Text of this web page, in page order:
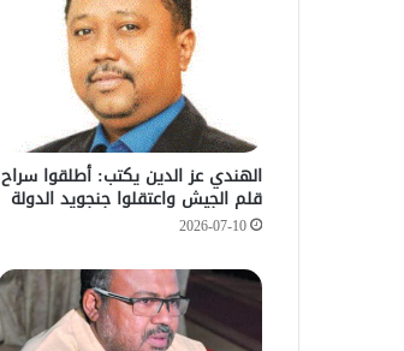
الهندي عز الدين يكتب: أطلقوا سراح
قلم الجيش واعتقلوا جنجويد الدولة
2026-07-10